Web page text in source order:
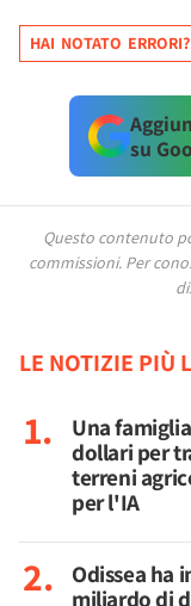
HAI NOTATO ERRORI?
su
Questo contenuto
commissioni. Per
LE NOTIZIE PIÙ
Una
dollari per
terreni
per l'IA
Odissea ha
miliardo di